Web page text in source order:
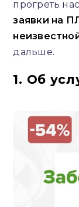
прогреть
заявки на
дальше.
1. Об